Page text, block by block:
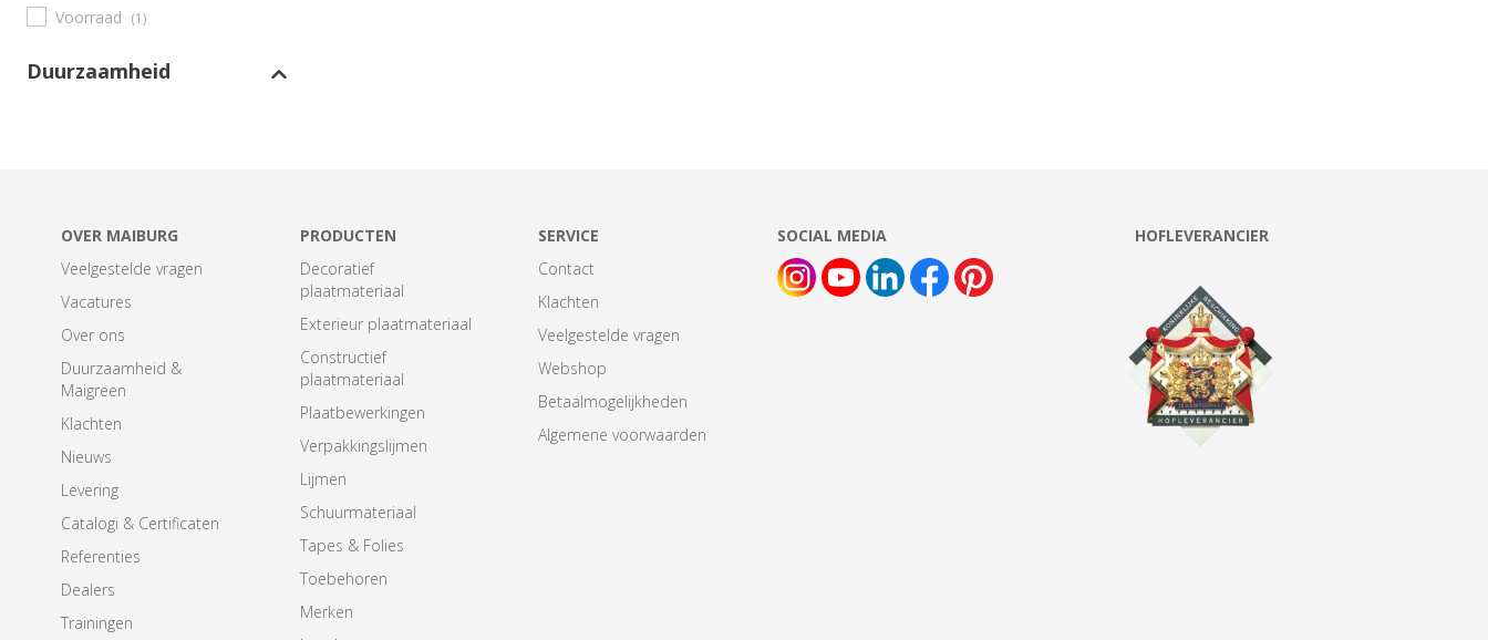
Voorraad (1)
Duurzaamheid
OVER MAIBURG
Veelgestelde vragen
Vacatures
Over ons
Duurzaamheid &
Maigreen
Klachten
Nieuws
Levering
Catalogi & Certificaten
Referenties
Dealers
Trainingen
PRODUCTEN
Decoratief
plaatmateriaal
Exterieur plaatmateriaal
Constructief
plaatmateriaal
Plaatbewerkingen
Verpakkingslijmen
Lijmen
Schuurmateriaal
Tapes & Folies
Toebehoren
Merken
SERVICE
Contact
Klachten
Veelgestelde vragen
Webshop
Betaalmogelijkheden
Algemene voorwaarden
SOCIAL MEDIA HOFLEVERANCIER